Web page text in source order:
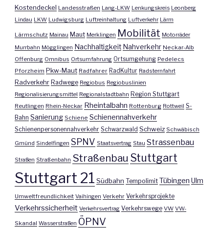
Kostendeckel Landesstraßen Lang-LKW Lenkungskreis Leonberg
Lindau LKW Ludwigsburg Luftreinhaltung Luftverkehr Lärm
Lärmschutz Mainau Maut Merklingen Mobilität Motorräder
Murrbahn Mögglingen Nachhaltigkeit Nahverkehr Neckar-Alb
Offenburg Omnibus Ortsumfahrung Ortsumgehung Pedelecs
Pforzheim Pkw-Maut Radfahrer RadKultur Radsternfahrt
Radverkehr Radwege Regiobus Regiobuslinien
Regionalisierungsmittel Regionalstadtbahn Region Stuttgart
Reutlingen Rhein-Neckar Rheintalbahn Rottenburg Rottweil S-
Bahn Sanierung Schiene Schienennahverkehr
Schienenpersonennahverkehr Schwarzwald Schweiz Schwäbisch
Gmünd Sindelfingen SPNV Staatsvertrag Stau Strassenbau
Straßen Straßenbahn Straßenbau Stuttgart
Stuttgart 21 Südbahn Tempolimit Tübingen Ulm
Umweltfreundlichkeit Vaihingen Verkehr Verkehrsprojekte
Verkehrssicherheit Verkehrsvertrag Verkehrswege VW VW-
Skandal Wasserstraßen ÖPNV